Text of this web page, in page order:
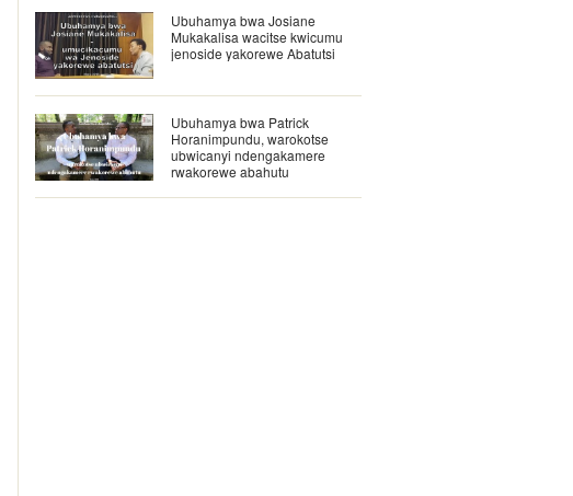
Ubuhamya bwa Josiane
Mukakalisa wacitse kwicumu
jenoside yakorewe Abatutsi
Ubuhamya bwa Patrick
Horanimpundu, warokotse
ubwicanyi ndengakamere
rwakorewe abahutu